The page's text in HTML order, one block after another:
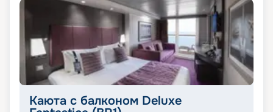
Каюта с балконом Deluxe